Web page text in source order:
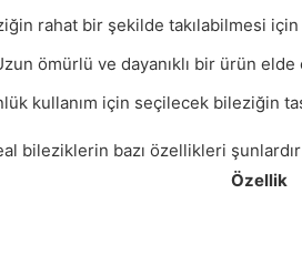
rahat bir şekilde takılabilmesi
ömürlü ve dayanıklı bir ürün
kullanım için seçilecek bileziğin
bileziklerin bazı özellikleri
Özellik